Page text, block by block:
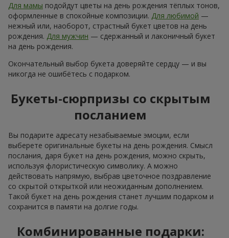
Для мамы подойдут цветы на день рождения тёплых тонов,
оформленные в спокойные композиции. Для любимой —
нежный или, наоборот, страстный букет цветов на день
рождения. Для мужчин — сдержанный и лаконичный букет
на день рождения.
Окончательный выбор букета доверяйте сердцу — и вы
никогда не ошибётесь с подарком.
Букеты-сюрпризы со скрытым
посланием
Вы подарите адресату незабываемые эмоции, если
выберете оригинальные букеты на день рождения. Смысл
послания, даря букет на день рождения, можно скрыть,
используя флористическую символику. А можно
действовать напрямую, выбрав цветочное поздравление
со скрытой открыткой или неожиданным дополнением.
Такой букет на день рождения станет лучшим подарком и
сохранится в памяти на долгие годы.
Комбинированные подарки: